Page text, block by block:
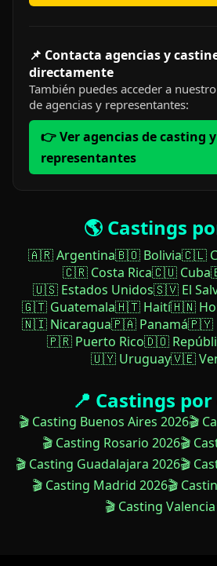
📌 Contacta agencias y
directamente
También puedes acceder a
de agencias y representantes:
👉 Ver agencias de casting y
representantes
🌎 Castings
🇦🇷 Argentina🇧🇴 Bolivia🇨🇱
🇨🇷 Costa Rica🇨🇺 Cuba
🇺🇸 Estados Unidos🇸🇻 El
🇬🇹 Guatemala🇭🇹 Haití🇭🇳
🇳🇮 Nicaragua🇵🇦 Panamá🇵🇾
🇵🇷 Puerto Rico🇩🇴
🇺🇾 Uruguay🇻🇪
📍 Castings
🎬 Casting Buenos Aires 2026🎬
🎬 Casting Rosario 2026🎬
🎬 Casting Guadalajara 2026🎬
🎬 Casting Madrid 2026🎬
🎬 Casting